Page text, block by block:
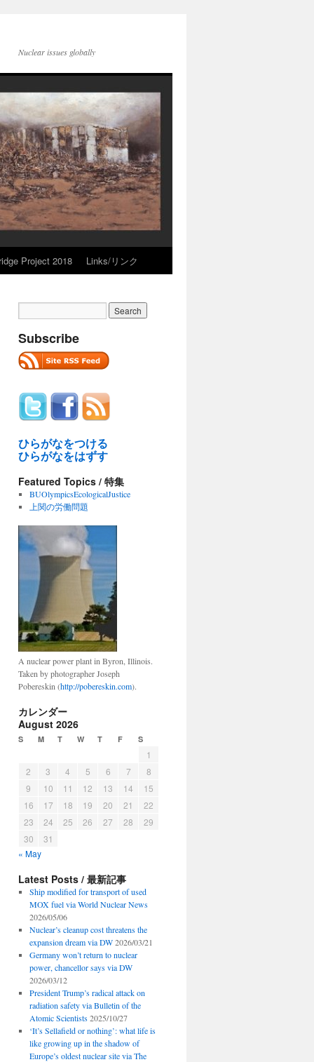
Nuclear issues globally
Project 2018 Links/リンク
Subscribe
ひらがなをつける
ひらがなをはずす
Featured Topics / 特集
BUOlympicsEcologicalJustice
上関の労働問題
A nuclear power plant in Byron, Illinois.
Taken by photographer Joseph
Pobereskin (http://pobereskin.com).
カレンダー
August 2026
S M T W T F S
1
2
3 4 5 6 7
8
9
10 11 12 13 14
15
16
17 18 19 20 21
22
23
24 25 26 27 28
29
30
31
« May
Latest Posts / 最新記事
Ship modified for transport of used
MOX fuel via World Nuclear News
2026/05/06
Nuclear’s cleanup cost threatens the
expansion dream via DW 2026/03/21
Germany won’t return to nuclear
power, chancellor says via DW
2026/03/12
President Trump’s radical attack on
radiation safety via Bulletin of the
Atomic Scientists 2025/10/27
‘It’s Sellafield or nothing’: what life is
like growing up in the shadow of
Europe’s oldest nuclear site via The